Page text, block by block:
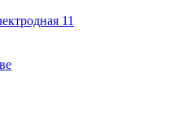
11